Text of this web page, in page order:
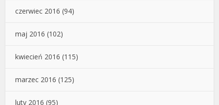
czerwiec 2016 (94)
maj 2016 (102)
kwiecień 2016 (115)
marzec 2016 (125)
luty 2016 (95)